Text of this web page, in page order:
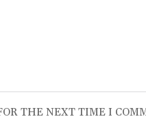
THE NEXT TIME I